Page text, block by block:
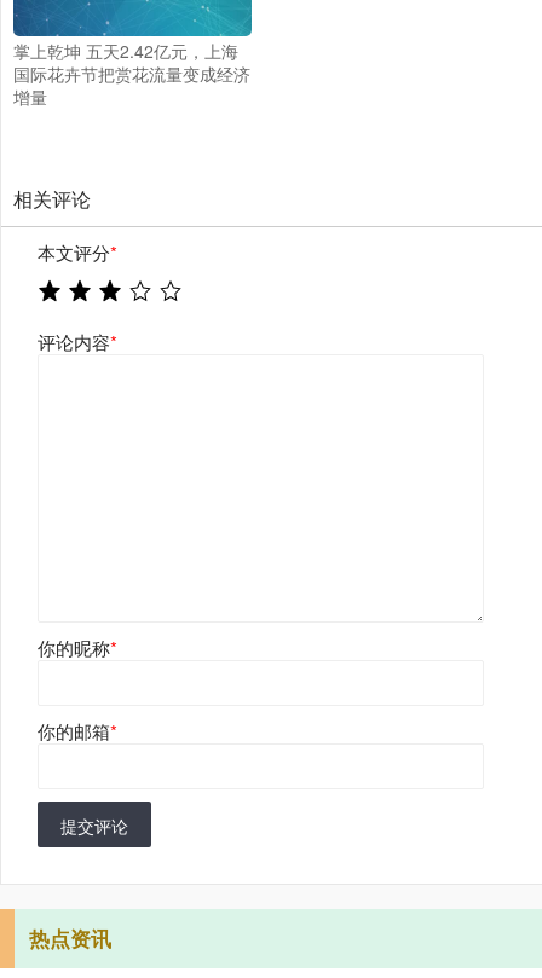
掌上乾坤 五天2.42亿元，上海
国际花卉节把赏花流量变成经济
增量
相关评论
本文评分*
评论内容*
你的昵称*
你的邮箱*
提交评论
热点资讯